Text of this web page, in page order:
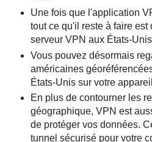
Une fois que l'application
tout ce qu'il reste à faire est
serveur VPN aux États-
Vous pouvez désormais
américaines
États-Unis sur votre
En plus de contourner les
géographique, VPN est
de protéger vos données.
tunnel sécurisé pour votre